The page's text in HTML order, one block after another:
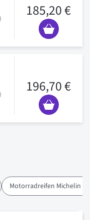
185,20 €
196,70 €
Motorradreifen Michelin